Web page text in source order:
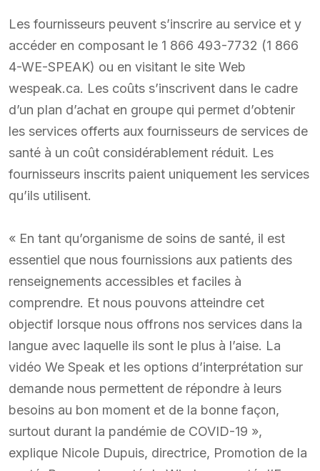
Les fournisseurs peuvent s’inscrire au service et y
accéder en composant le 1 866 493-7732 (1 866
4-WE-SPEAK) ou en visitant le site Web
wespeak.ca. Les coûts s’inscrivent dans le cadre
d’un plan d’achat en groupe qui permet d’obtenir
les services offerts aux fournisseurs de services de
santé à un coût considérablement réduit. Les
fournisseurs inscrits paient uniquement les services
qu’ils utilisent.
« En tant qu’organisme de soins de santé, il est
essentiel que nous fournissions aux patients des
renseignements accessibles et faciles à
comprendre. Et nous pouvons atteindre cet
objectif lorsque nous offrons nos services dans la
langue avec laquelle ils sont le plus à l’aise. La
vidéo We Speak et les options d’interprétation sur
demande nous permettent de répondre à leurs
besoins au bon moment et de la bonne façon,
surtout durant la pandémie de COVID-19 »,
explique Nicole Dupuis, directrice, Promotion de la